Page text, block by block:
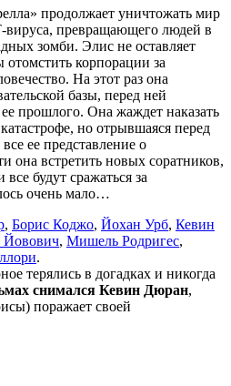
продолжает уничтожать мир
превращающего людей в
зомби. Элис не оставляет
отомстить корпорации за
На этот раз она
базы, перед ней
прошлого. Она жаждет наказать
но отрывшаяся перед
ее представление о
она встретить новых соратников,
все будут сражаться за
очень мало…
, Борис Коджо, Йохан Урб, Кевин
, Мишель Родригес,
.
терялись в догадках и никогда
снимался Кевин Дюран,
поражает своей